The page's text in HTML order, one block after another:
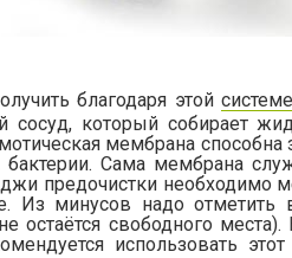
благодаря этой
сосуд, который собирает
мембрана
Сама мембрана
предочистки необходимо
Из минусов надо отметить
остаётся свободного
использовать